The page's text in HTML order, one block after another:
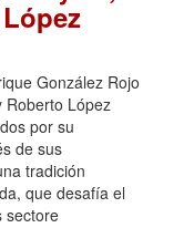
González Rojo
Roberto López
por su
de sus
tradición
que desafía el
sectore